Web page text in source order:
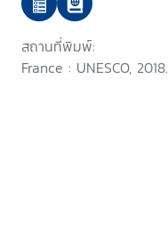
สถานที่พิมพ์:
France : UNESCO, 2018.